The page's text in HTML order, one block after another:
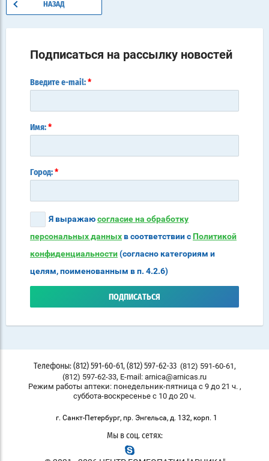
НАЗАД
Подписаться на рассылку новостей
Введите e-mail: *
Имя: *
Город: *
Я выражаюсогласие на обработку
персональных данныхв соответствии с Политикой
конфиденциальности(согласно категориям и
целям, поименованным в п. 4.2.6)
ПОДПИСАТЬСЯ
Телефоны: (812) 591-60-61, (812) 597-62-33 (812) 591-60-61,
(812) 597-62-33, E-mail: arnica@arnicas.ru
Режим работы аптеки: понедельник-пятница с 9 до 21 ч. ,
суббота-воскресенье с 10 до 20 ч.
г. Санкт-Петербург, пр. Энгельса, д. 132, корп. 1
Мы в соц. сетях: